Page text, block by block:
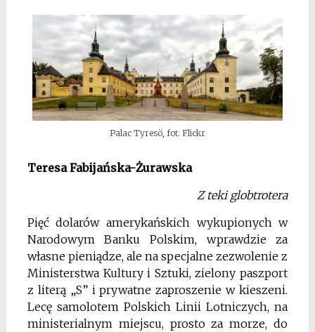
Palac Tyresö, fot. Flickr
Teresa Fabijańska-Żurawska
Z teki globtrotera
Pięć dolarów amerykańskich wykupionych w
Narodowym Banku Polskim, wprawdzie za
własne pieniądze, ale na specjalne zezwolenie z
Ministerstwa Kultury i Sztuki, zielony paszport
z literą „S” i prywatne zaproszenie w kieszeni.
Lecę samolotem Polskich Linii Lotniczych, na
ministerialnym miejscu, prosto za morze, do